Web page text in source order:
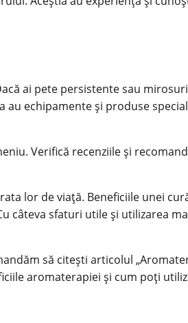
ai pete persistente sau
echipamente și produse
Verifică recenziile și
lor de viață. Beneficiile unei
câteva sfaturi utile și utilizarea
să citești articolul
aromaterapiei și cum poți